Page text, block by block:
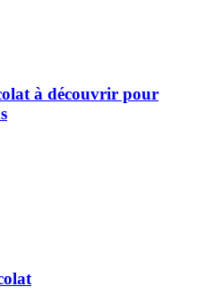
à découvrir pour